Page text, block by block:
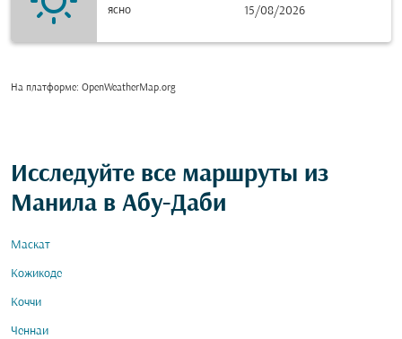
ясно
15/08/2026
На платформе: OpenWeatherMap.org
Исследуйте все маршруты из
Манила в Абу-Даби
Маскат
Кожикоде
Коччи
Ченнаи